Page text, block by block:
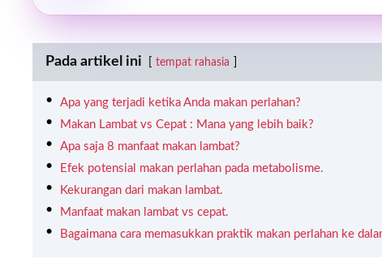
Pada artikel ini tempat rahasia
Apa yang terjadi ketika Anda makan perlahan?
Makan Lambat vs Cepat : Mana yang lebih baik?
Apa saja 8 manfaat makan lambat?
Efek potensial makan perlahan pada metabolisme.
Kekurangan dari makan lambat.
Manfaat makan lambat vs cepat.
Bagaimana cara memasukkan praktik makan perlahan ke